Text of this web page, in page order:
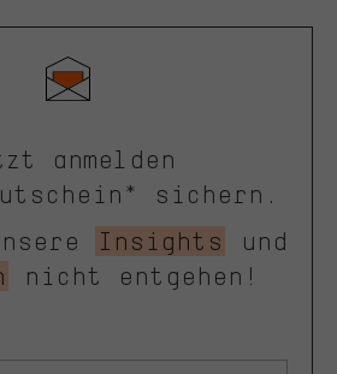
anmelden
sichern.
Insights
und
nicht entgehen!